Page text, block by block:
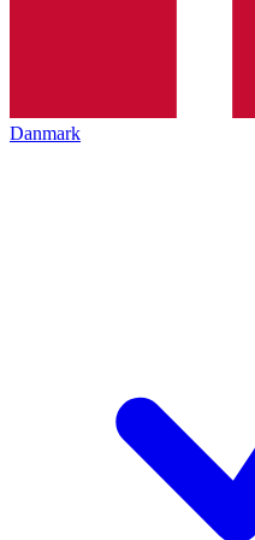
Danmark